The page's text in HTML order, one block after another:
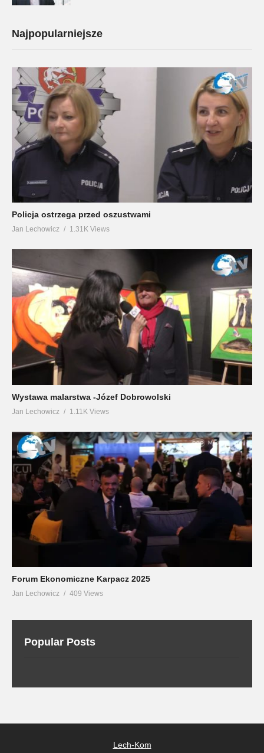
Najpopularniejsze
Policja ostrzega przed oszustwami
Jan Lechowicz 1.31K Views
Wystawa malarstwa -Józef Dobrowolski
Jan Lechowicz 1.11K Views
Forum Ekonomiczne Karpacz 2025
Jan Lechowicz 409 Views
Popular Posts
Lech-Kom